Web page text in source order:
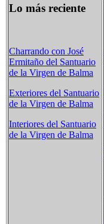
Lo más reciente
Charrando con José
Ermitaño del Santuario
de la Virgen de Balma
Exteriores del Santuario
de la Virgen de Balma
Interiores del Santuario
de la Virgen de Balma